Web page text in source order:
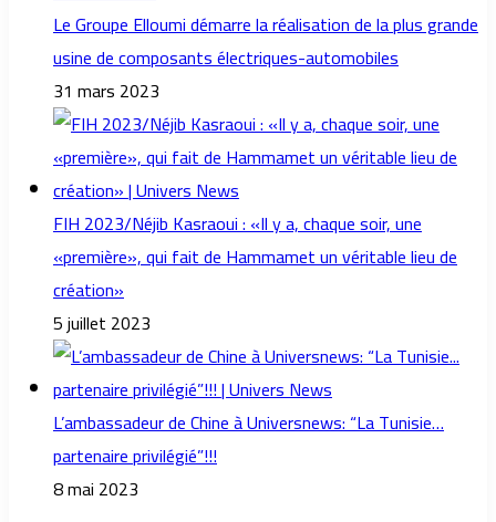
Le Groupe Elloumi démarre la réalisation de la plus grande
usine de composants électriques-automobiles
31 mars 2023
FIH 2023/Néjib Kasraoui : «Il y a, chaque soir, une
«première», qui fait de Hammamet un véritable lieu de
création»
5 juillet 2023
L’ambassadeur de Chine à Universnews: “La Tunisie…
partenaire privilégié”!!!
8 mai 2023